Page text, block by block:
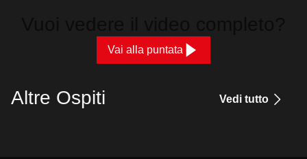
Vai alla puntata
Altre Ospiti Vedi tutto